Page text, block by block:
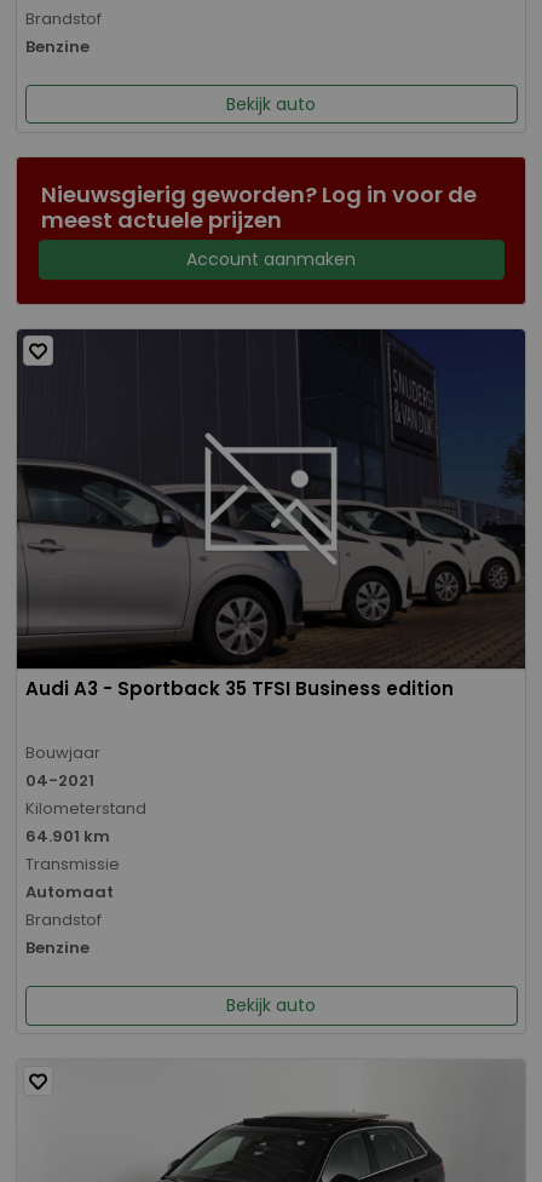
Brandstof
Benzine
Bekijk auto
Nieuwsgierig geworden? Log in voor de
meest actuele prijzen
Account aanmaken
Audi A3 - Sportback 35 TFSI Business edition
Bouwjaar
04-2021
Kilometerstand
64.901 km
Transmissie
Automaat
Brandstof
Benzine
Bekijk auto